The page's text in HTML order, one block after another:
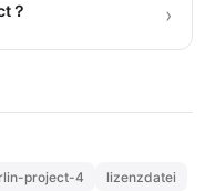
？ ›
project-4 lizenzdatei